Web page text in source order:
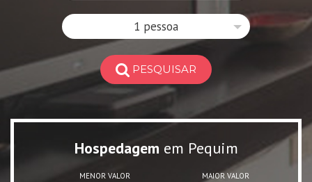
1 pessoa
PESQUISAR
Hospedagem em Pequim
MENOR VALOR MAIOR VALOR